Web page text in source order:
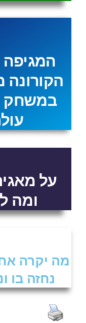
המגיפה
במשחק
על
ומה
מה יקרה
נחזה בו